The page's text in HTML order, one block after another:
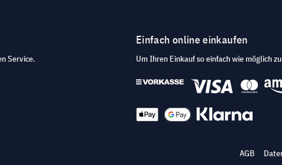
Service.
Einfach online einkaufen
Um Ihren Einkauf so einfach wie möglich
AGB